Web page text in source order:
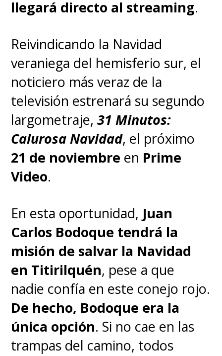
llegará directo al streaming.
Reivindicando la Navidad
veraniega del hemisferio sur, el
noticiero más veraz de la
televisión estrenará su segundo
largometraje,31 Minutos:
Calurosa Navidad, el próximo
21 de noviembre en Prime
Video.
En esta oportunidad, Juan
Carlos Bodoque tendrá la
misión de salvar la Navidad
en Titirilquén, pese a que
nadie confía en este conejo rojo.
De hecho, Bodoque era la
única opción. Si no cae en las
trampas del camino, todos